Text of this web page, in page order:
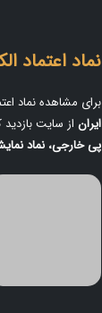
نماد اعتماد
برای مشاهده نماد
ایران از سایت
پی خارجی، نماد